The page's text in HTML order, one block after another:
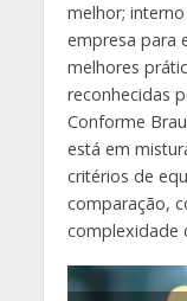
melhor;
empresa para
melhores
reconhecidas
Conforme
está em
critérios de
comparação,
complexidade